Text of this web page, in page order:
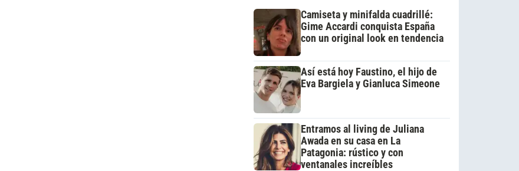
Camiseta y minifalda cuadrillé:
Gime Accardi conquista España
con un original look en tendencia
Así está hoy Faustino, el hijo de
Eva Bargiela y Gianluca Simeone
Entramos al living de Juliana
Awada en su casa en La
Patagonia: rústico y con
ventanales increíbles